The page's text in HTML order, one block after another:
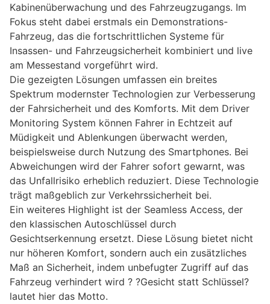
Kabinenüberwachung und des Fahrzeugzugangs. Im
Fokus steht dabei erstmals ein Demonstrations-
Fahrzeug, das die fortschrittlichen Systeme für
Insassen- und Fahrzeugsicherheit kombiniert und live
am Messestand vorgeführt wird.
Die gezeigten Lösungen umfassen ein breites
Spektrum modernster Technologien zur Verbesserung
der Fahrsicherheit und des Komforts. Mit dem Driver
Monitoring System können Fahrer in Echtzeit auf
Müdigkeit und Ablenkungen überwacht werden,
beispielsweise durch Nutzung des Smartphones. Bei
Abweichungen wird der Fahrer sofort gewarnt, was
das Unfallrisiko erheblich reduziert. Diese Technologie
trägt maßgeblich zur Verkehrssicherheit bei.
Ein weiteres Highlight ist der Seamless Access, der
den klassischen Autoschlüssel durch
Gesichtserkennung ersetzt. Diese Lösung bietet nicht
nur höheren Komfort, sondern auch ein zusätzliches
Maß an Sicherheit, indem unbefugter Zugriff auf das
Fahrzeug verhindert wird ? ?Gesicht statt Schlüssel?
lautet hier das Motto.